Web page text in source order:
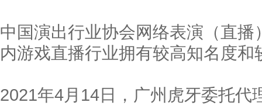
中国演出行业协会网络表演（直播
内游戏直播行业拥有较高知名度和
2021年4月14日，广州虎牙委托代